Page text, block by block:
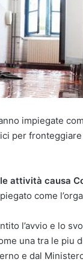
impiegate
per fronteggiare
attività causa
come
l’avvio e lo
una tra le piu
e dal